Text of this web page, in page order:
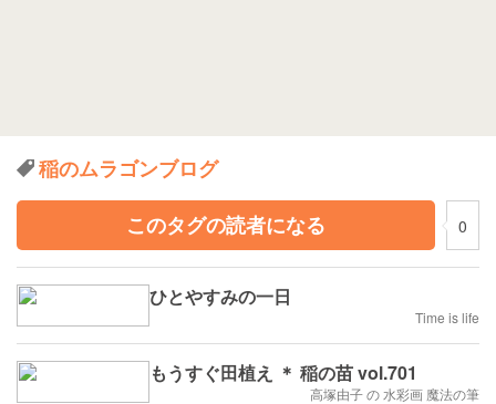
稲のムラゴンブログ
このタグの読者になる
0
ひとやすみの一日
Time is life
もうすぐ田植え ＊ 稲の苗 vol.701
高塚由子 の 水彩画 魔法の筆